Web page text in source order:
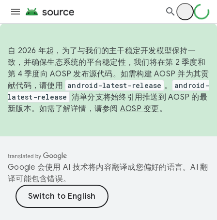
自 2026 年起，为了与我们的主干稳定开发模型保持一
致，并确保生态系统的平台稳定性，我们将在第 2 季度和
第 4 季度向 AOSP 发布源代码。如需构建 AOSP 并为其贡
献代码，请使用 android-latest-release 。
android-
latest-release 清单分支将始终引用推送到 AOSP 的最
新版本。如需了解详情，请参阅 AOSP 变更。
Google 会使用 AI 技术将内容翻译成您偏好的语言。AI 翻
译可能包含错误。